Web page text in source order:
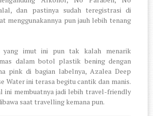
dan pastinya sudah teregistrasi di
menggunakannya pun jauh lebih tenang
yang imut ini pun tak kalah menarik
dalam botol plastik bening dengan
pink di bagian labelnya, Azalea Deep
Water ini terasa begitu cantik dan manis.
ini membuatnya jadi lebih travel-friendly
saat travelling kemana pun.